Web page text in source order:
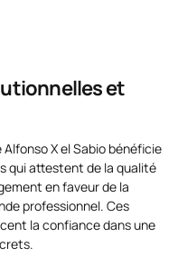
et
X el Sabio bénéficie
qui attestent de la qualité
en faveur de la
professionnel. Ces
la confiance dans une